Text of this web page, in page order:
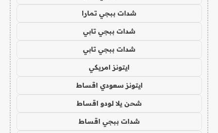
شدات ببجي تمارا
شدات ببجي تابي
شدات ببجي تابي
ايتونز امريكي
ايتونز سعودي اقساط
شحن يلا لودو اقساط
شدات ببجي اقساط